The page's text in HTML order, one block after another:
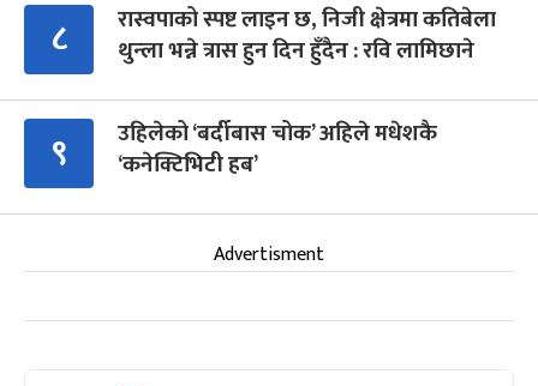
८
रास्वपाको स्पष्ट लाइन छ, निजी क्षेत्रमा कतिबेला
थुन्ला भन्ने त्रास हुन दिन हुँदैन : रवि लामिछाने
९
उहिलेको ‘बर्दीबास चोक’ अहिले मधेशकै
‘कनेक्टिभिटी हब’
Advertisment